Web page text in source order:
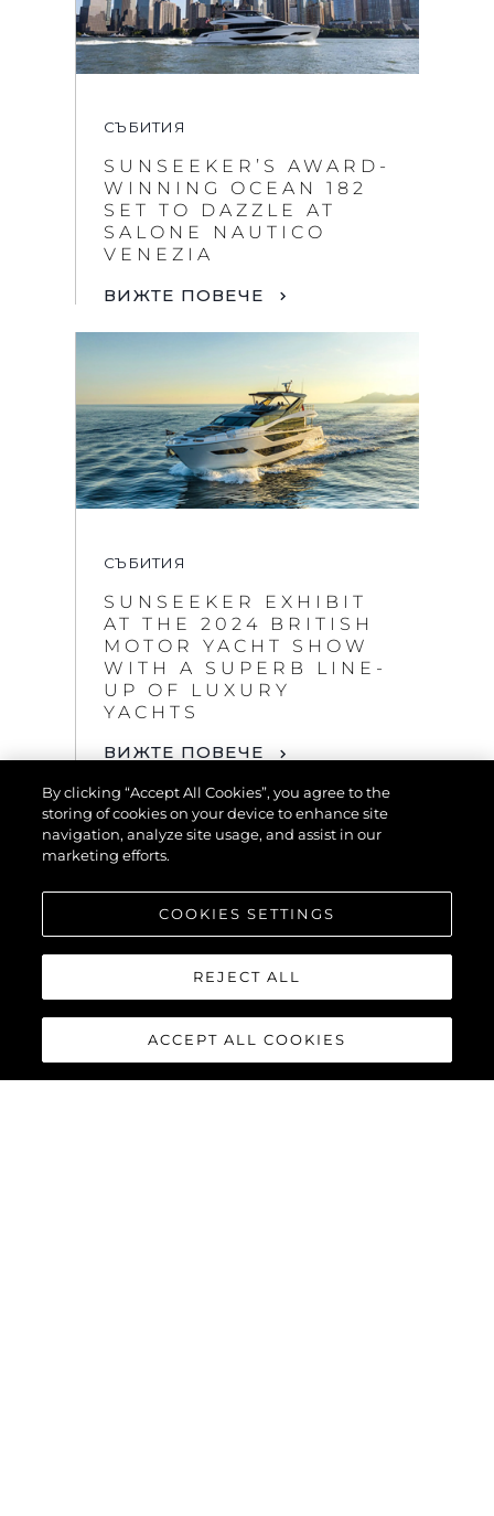
СЪБИТИЯ
SUNSEEKER’S AWARD-
WINNING OCEAN 182
SET TO DAZZLE AT
SALONE NAUTICO
VENEZIA
ВИЖТЕ ПОВЕЧЕ
СЪБИТИЯ
SUNSEEKER EXHIBIT
AT THE 2024 BRITISH
MOTOR YACHT SHOW
WITH A SUPERB LINE-
UP OF LUXURY
YACHTS
ВИЖТЕ ПОВЕЧЕ
By clicking “Accept All Cookies”, you agree to the
storing of cookies on your device to enhance site
navigation, analyze site usage, and assist in our
marketing efforts.
COOKIES SETTINGS
REJECT ALL
ACCEPT ALL COOKIES